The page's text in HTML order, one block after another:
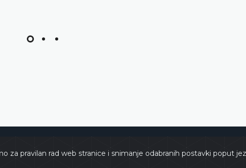
za pravilan rad web stranice i snimanje odabranih postavki poput